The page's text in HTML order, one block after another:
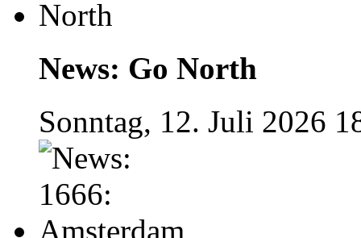
News: Go North
Sonntag, 12. Juli 2026